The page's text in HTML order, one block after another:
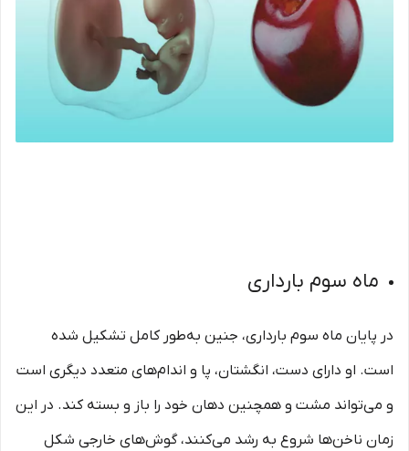
ماه سوم بارداری
در پایان ماه سوم بارداری، جنین به‌طور کامل تشکیل‌ شده
است. او دارای دست، انگشتان، پا و اندام‌های متعدد دیگری است
و می‌تواند مشت و همچنین دهان خود را باز و بسته کند. در این
زمان ناخن‌ها شروع به رشد می‌کنند، گوش‌های خارجی شکل